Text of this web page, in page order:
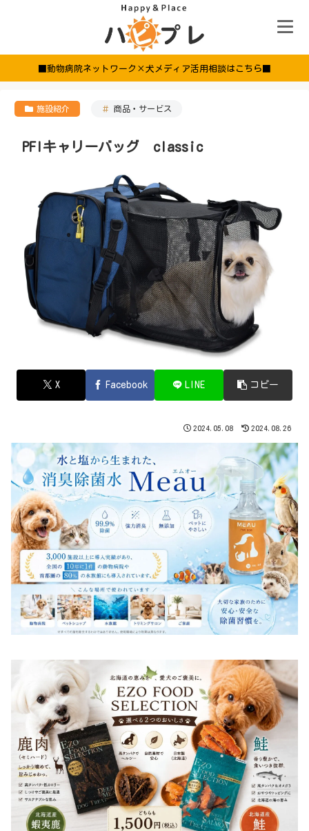
■動物病院ネットワーク×犬メディア活用相談はこちら■
施設紹介 商品・サービス
PFIキャリーバッグ classic
X Facebook LINE コピー
2024.05.08 2024.08.26